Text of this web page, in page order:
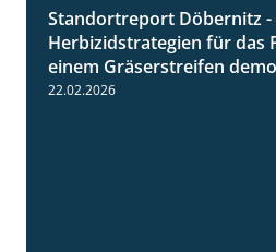
Standortreport Döbernitz -
Herbizidstrategien für das
einem Gräserstreifen
22.02.2026